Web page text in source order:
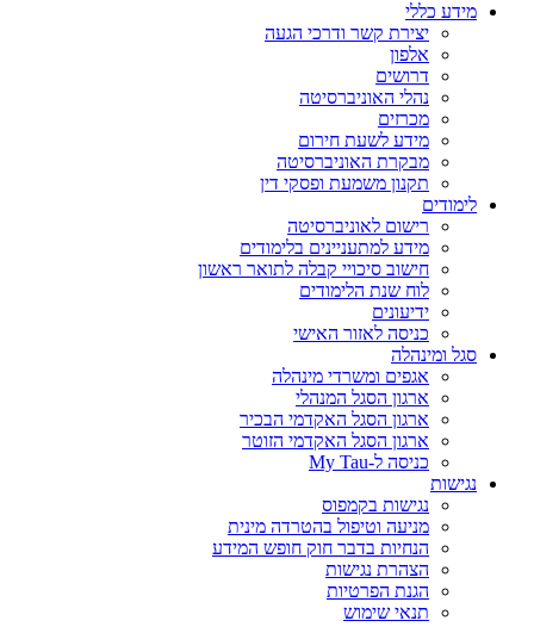
מידע כללי
יצירת קשר ודרכי הגעה
אלפון
דרושים
נהלי האוניברסיטה
מכרזים
מידע לשעת חירום
מבקרת האוניברסיטה
תקנון משמעת ופסקי דין
לימודים
רישום לאוניברסיטה
מידע למתעניינים בלימודים
חישוב סיכויי קבלה לתואר ראשון
לוח שנת הלימודים
ידיעונים
כניסה לאזור האישי
סגל ומינהלה
אגפים ומשרדי מינהלה
ארגון הסגל המנהלי
ארגון הסגל האקדמי הבכיר
ארגון הסגל האקדמי הזוטר
כניסה ל-My Tau
נגישות
נגישות בקמפוס
מניעה וטיפול בהטרדה מינית
הנחיות בדבר חוק חופש המידע
הצהרת נגישות
הגנת הפרטיות
תנאי שימוש